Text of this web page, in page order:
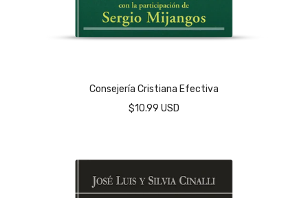
Consejería Cristiana Efectiva
$10.99 USD